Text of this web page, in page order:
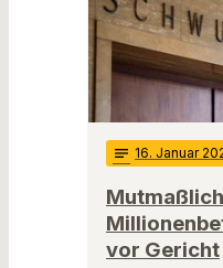
notes 16. Januar
vor Gericht